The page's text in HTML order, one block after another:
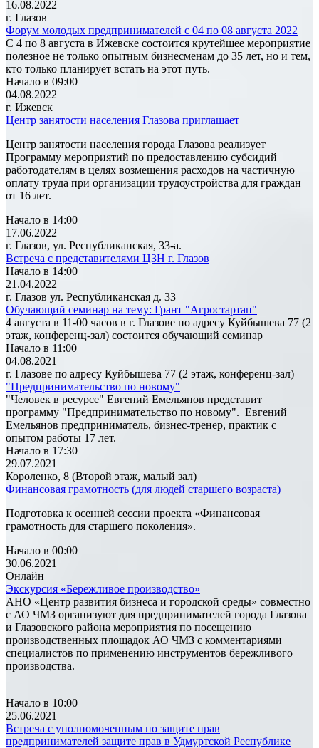
16.08.2022
г. Глазов
Форум молодых предпринимателей с 04 по 08 августа 2022
С 4 по 8 августа в Ижевске состоится крутейшее мероприятие
полезное не только опытным бизнесменам до 35 лет, но и тем,
кто только планирует встать на этот путь.
Начало в 09:00
04.08.2022
г. Ижевск
Центр занятости населения Глазова приглашает
Центр занятости населения города Глазова реализует
Программу мероприятий по предоставлению субсидий
работодателям в целях возмещения расходов на частичную
оплату труда при организации трудоустройства для граждан
от 16 лет.
Начало в 14:00
17.06.2022
г. Глазов, ул. Республиканская, 33-а.
Встреча с представителями ЦЗН г. Глазов
Начало в 14:00
21.04.2022
г. Глазов ул. Республиканская д. 33
Обучающий семинар на тему: Грант "Агростартап"
4 августа в 11-00 часов в г. Глазове по адресу Куйбышева 77 (2
этаж, конференц-зал) состоится обучающий семинар
Начало в 11:00
04.08.2021
г. Глазове по адресу Куйбышева 77 (2 этаж, конференц-зал)
"Предпринимательство по новому"
"Человек в ресурсе" Евгений Емельянов представит
программу "Предпринимательство по новому". Евгений
Емельянов предприниматель, бизнес-тренер, практик с
опытом работы 17 лет.
Начало в 17:30
29.07.2021
Короленко, 8 (Второй этаж, малый зал)
Финансовая грамотность (для людей старшего возраста)
Подготовка к осенней сессии проекта «Финансовая
грамотность для старшего поколения».
Начало в 00:00
30.06.2021
Онлайн
Экскурсия «Бережливое производство»
АНО «Центр развития бизнеса и городской среды» совместно
с АО ЧМЗ организуют для предпринимателей города Глазова
и Глазовского района мероприятия по посещению
производственных площадок АО ЧМЗ с комментариями
специалистов по применению инструментов бережливого
производства.
Начало в 10:00
25.06.2021
Встреча с уполномоченным по защите прав
предпринимателей защите прав в Удмуртской Республике